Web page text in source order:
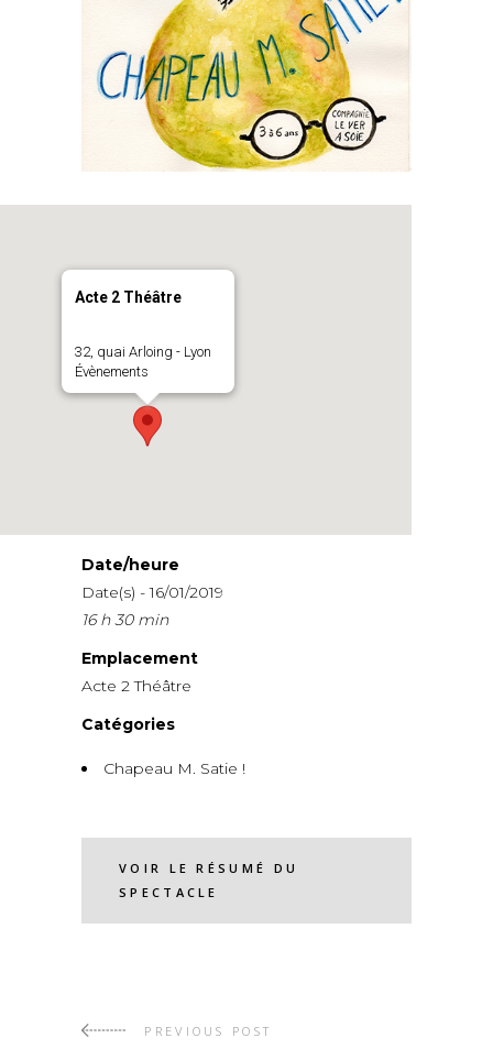
Acte 2 Théâtre
32, quai Arloing - Lyon
Évènements
Date/heure
Date(s) - 16/01/2019
16 h 30 min
Emplacement
Acte 2 Théâtre
Catégories
Chapeau M. Satie !
VOIR LE RÉSUMÉ DU
SPECTACLE
PREVIOUS POST